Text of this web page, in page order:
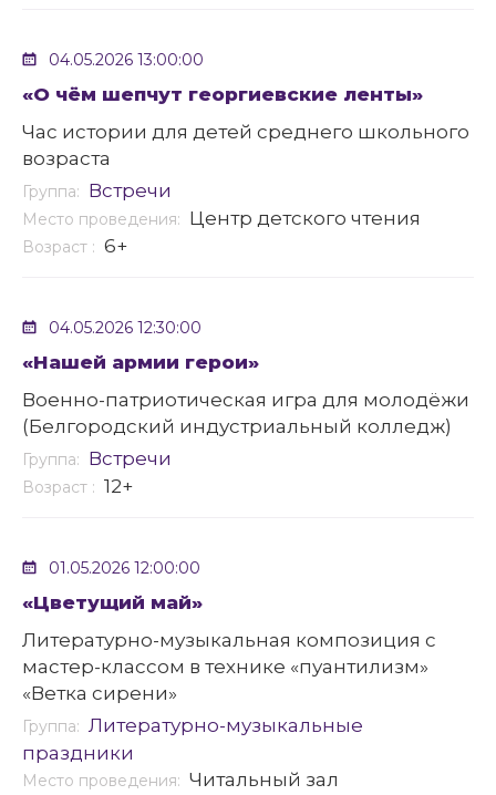
04.05.2026 13:00:00
«О чём шепчут георгиевские ленты»
Час истории для детей среднего школьного
возраста
Группа: Встречи
Место проведения: Центр детского чтения
Возраст : 6+
04.05.2026 12:30:00
«Нашей армии герои»
Военно-патриотическая игра для молодёжи
(Белгородский индустриальный колледж)
Группа: Встречи
Возраст : 12+
01.05.2026 12:00:00
«Цветущий май»
Литературно-музыкальная композиция с
мастер-классом в технике «пуантилизм»
«Ветка сирени»
Группа: Литературно-музыкальные
праздники
Место проведения: Читальный зал